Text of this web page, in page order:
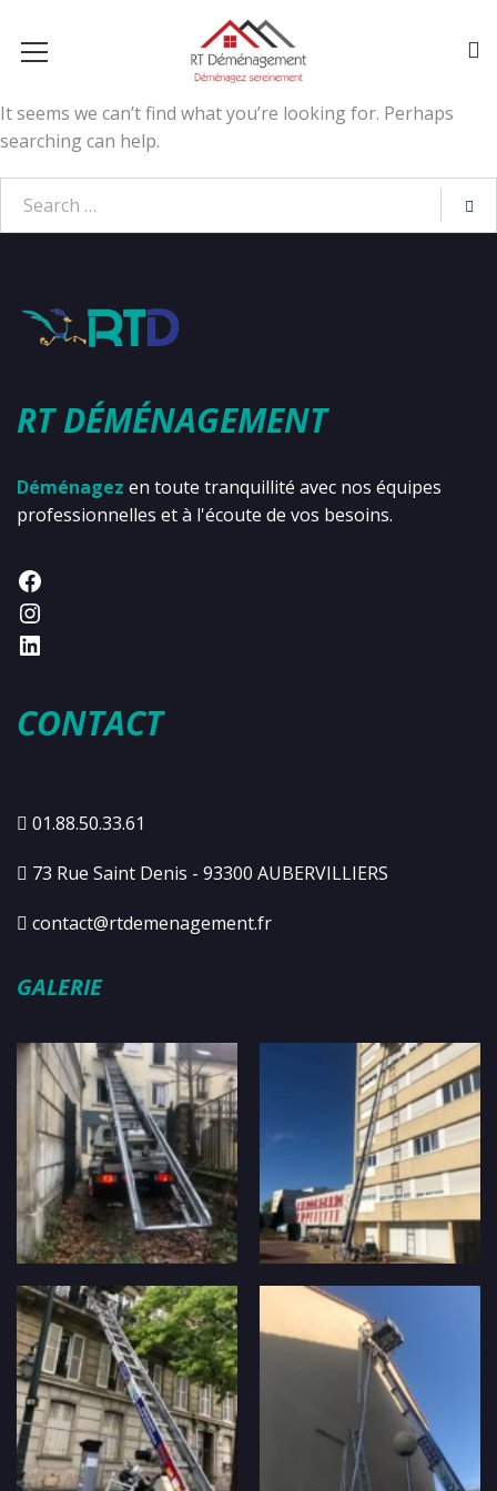
It seems we can’t find what you’re looking for. Perhaps
searching can help.
RT DÉMÉNAGEMENT
Déménagez en toute tranquillité avec nos équipes
professionnelles et à l'écoute de vos besoins.
CONTACT
01.88.50.33.61
73 Rue Saint Denis - 93300 AUBERVILLIERS
contact@rtdemenagement.fr
GALERIE